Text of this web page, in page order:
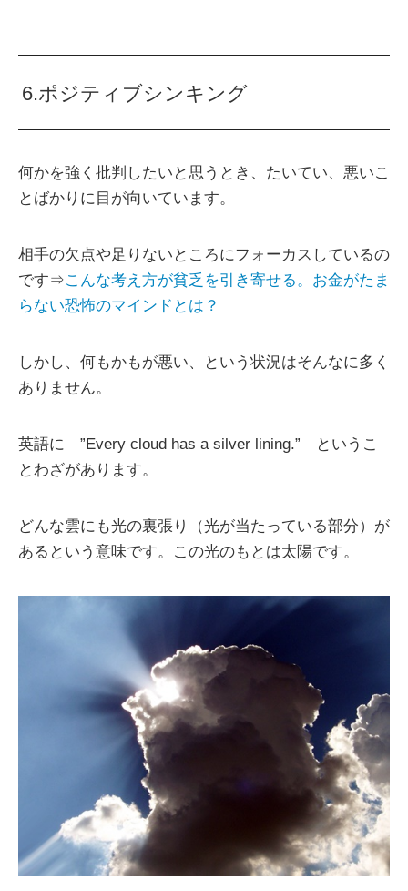
6.ポジティブシンキング
何かを強く批判したいと思うとき、たいてい、悪いこ
とばかりに目が向いています。
相手の欠点や足りないところにフォーカスしているの
です⇒こんな考え方が貧乏を引き寄せる。お金がたま
らない恐怖のマインドとは？
しかし、何もかもが悪い、という状況はそんなに多く
ありません。
英語に ”Every cloud has a silver lining.” というこ
とわざがあります。
どんな雲にも光の裏張り（光が当たっている部分）が
あるという意味です。この光のもとは太陽です。